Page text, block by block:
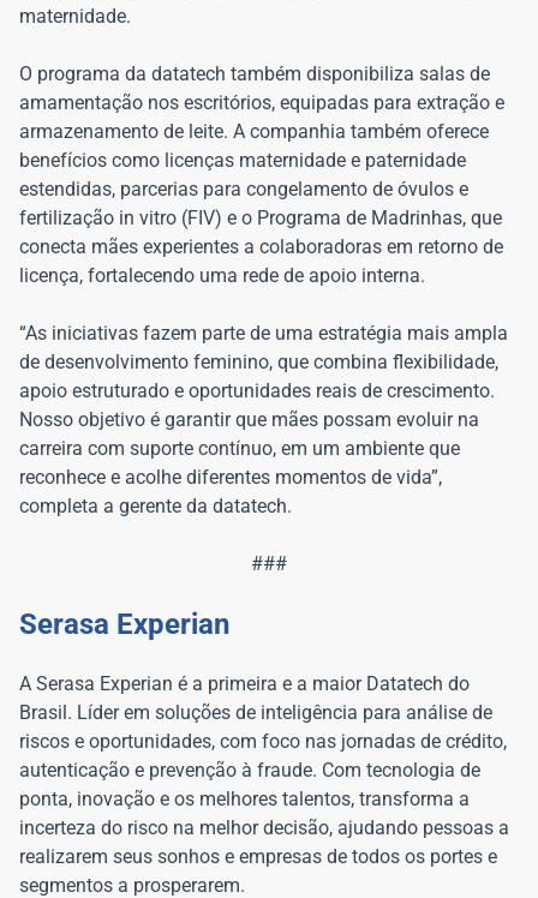
maternidade.
O programa da datatech também disponibiliza salas de
amamentação nos escritórios, equipadas para extração e
armazenamento de leite. A companhia também oferece
benefícios como licenças maternidade e paternidade
estendidas, parcerias para congelamento de óvulos e
fertilização in vitro (FIV) e o Programa de Madrinhas, que
conecta mães experientes a colaboradoras em retorno de
licença, fortalecendo uma rede de apoio interna.
“As iniciativas fazem parte de uma estratégia mais ampla
de desenvolvimento feminino, que combina flexibilidade,
apoio estruturado e oportunidades reais de crescimento.
Nosso objetivo é garantir que mães possam evoluir na
carreira com suporte contínuo, em um ambiente que
reconhece e acolhe diferentes momentos de vida”,
completa a gerente da datatech.
###
Serasa Experian
A Serasa Experian é a primeira e a maior Datatech do
Brasil. Líder em soluções de inteligência para análise de
riscos e oportunidades, com foco nas jornadas de crédito,
autenticação e prevenção à fraude. Com tecnologia de
ponta, inovação e os melhores talentos, transforma a
incerteza do risco na melhor decisão, ajudando pessoas a
realizarem seus sonhos e empresas de todos os portes e
segmentos a prosperarem.